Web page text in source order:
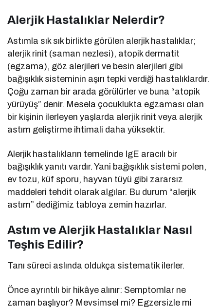
Alerjik Hastalıklar Nelerdir?
Astımla sık sık birlikte görülen alerjik hastalıklar;
alerjik rinit (saman nezlesi), atopik dermatit
(egzama), göz alerjileri ve besin alerjileri gibi
bağışıklık sisteminin aşırı tepki verdiği hastalıklardır.
Çoğu zaman bir arada görülürler ve buna “atopik
yürüyüş” denir. Mesela çocuklukta egzaması olan
bir kişinin ilerleyen yaşlarda alerjik rinit veya alerjik
astım geliştirme ihtimali daha yüksektir.
Alerjik hastalıkların temelinde IgE aracılı bir
bağışıklık yanıtı vardır. Yani bağışıklık sistemi polen,
ev tozu, küf sporu, hayvan tüyü gibi zararsız
maddeleri tehdit olarak algılar. Bu durum “alerjik
astım” dediğimiz tabloya zemin hazırlar.
Astım ve Alerjik Hastalıklar Nasıl
Teşhis Edilir?
Tanı süreci aslında oldukça sistematik ilerler.
Önce ayrıntılı bir hikâye alınır: Semptomlar ne
zaman başlıyor? Mevsimsel mi? Egzersizle mi